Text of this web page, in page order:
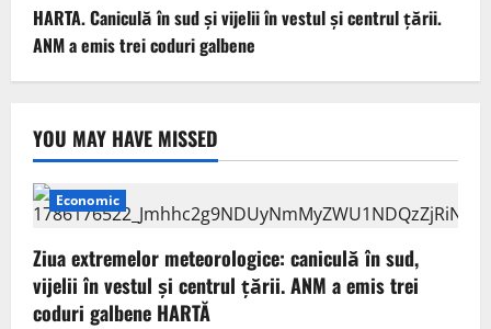
HARTA. Caniculă în sud și vijelii în vestul și centrul țării.
ANM a emis trei coduri galbene
YOU MAY HAVE MISSED
Economic
Ziua extremelor meteorologice: caniculă în sud,
vijelii în vestul și centrul țării. ANM a emis trei
coduri galbene HARTĂ